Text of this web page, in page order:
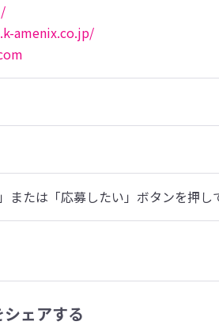
amenix.co.jp/
たは「応募したい」ボタンを押し
ェアする